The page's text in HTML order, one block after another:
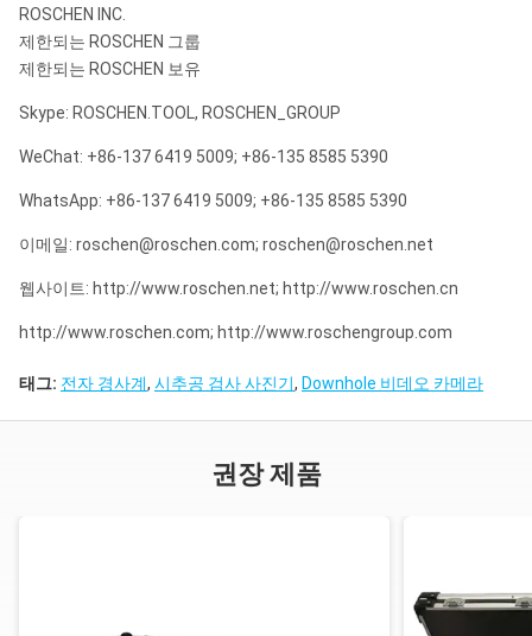
ROSCHEN INC.
제한되는 ROSCHEN 그룹
제한되는 ROSCHEN 보유
Skype: ROSCHEN.TOOL, ROSCHEN_GROUP
WeChat: +86-137 6419 5009; +86-135 8585 5390
WhatsApp: +86-137 6419 5009; +86-135 8585 5390
이메일: roschen@roschen.com; roschen@roschen.net
웹사이트: http://www.roschen.net; http://www.roschen.cn
http://www.roschen.com; http://www.roschengroup.com
태그: 전자 경사계, 시추공 검사 사진기, Downhole 비데오 카메라
권장 제품